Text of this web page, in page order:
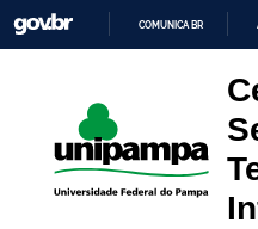
para
o
COMUNICA BR